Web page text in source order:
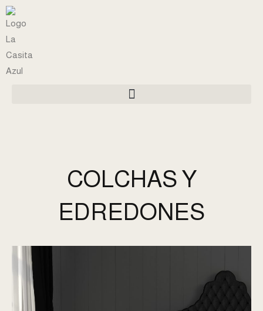
COLCHAS Y
EDREDONES